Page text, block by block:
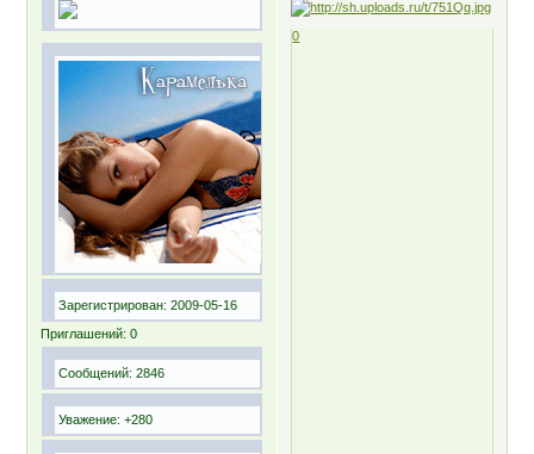
Зарегистрирован: 2009-05-16
Приглашений: 0
Сообщений: 2846
Уважение: +280
0